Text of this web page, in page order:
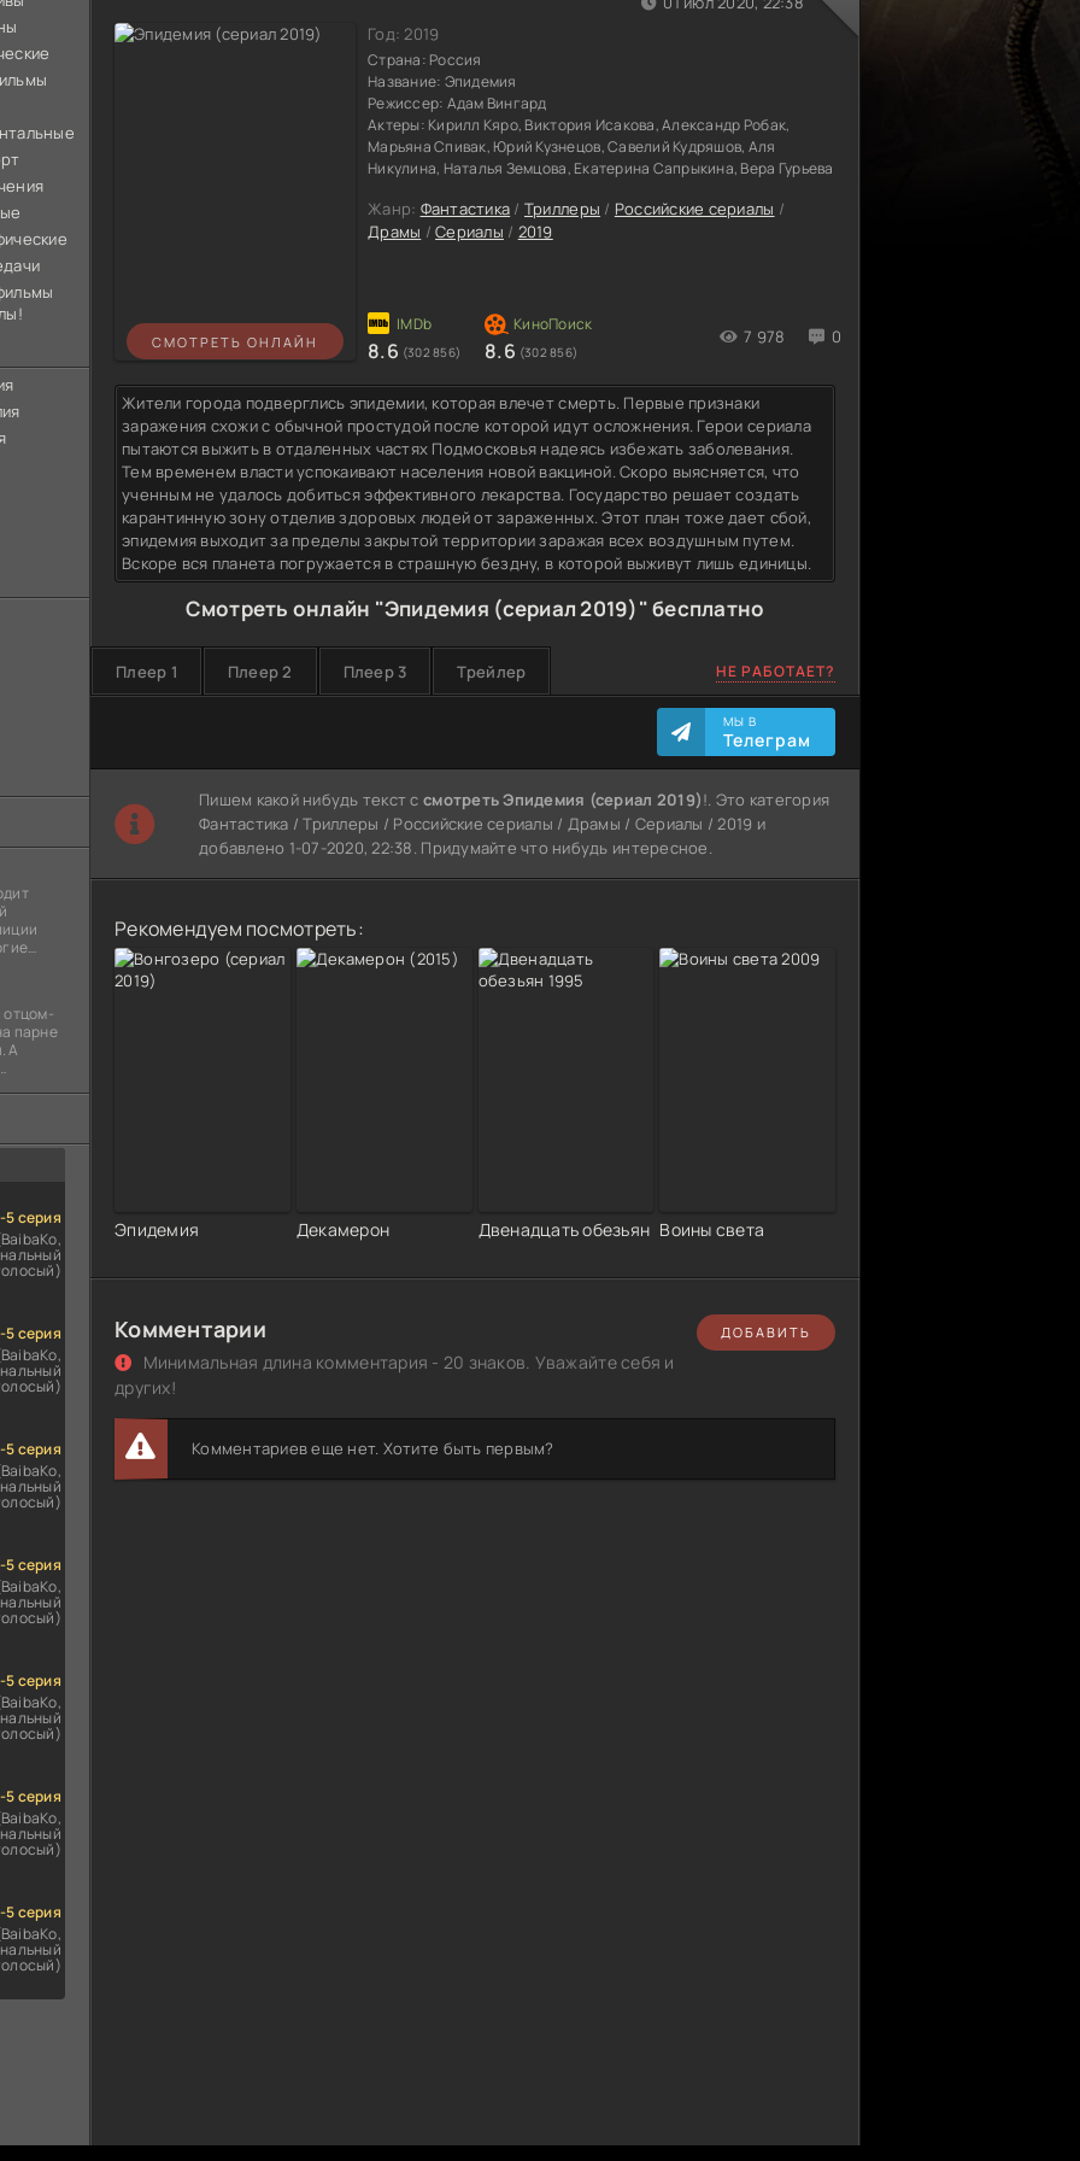
отцом-
парне
А
5 серия
5 серия
5 серия
5 серия
5 серия
5 серия
5 серия
СМОТРЕТЬ ОНЛАЙН
Год:2019
Страна: Россия
Название: Эпидемия
Режиссер: Адам Вингард
Актеры: Кирилл Кяро, Виктория Исакова, Александр Робак,
Марьяна Спивак, Юрий Кузнецов, Савелий Кудряшов, Аля
Никулина, Наталья Земцова, Екатерина Сапрыкина, Вера Гурьева
Жанр: Фантастика / Триллеры / Российские сериалы /
Драмы /Сериалы / 2019
8.6 (302 856) 8.6 (302 856)
7 978 0
Жители города подверглись эпидемии, которая влечет смерть. Первые признаки
заражения схожи с обычной простудой после которой идут осложнения. Герои сериала
пытаются выжить в отдаленных частях Подмосковья надеясь избежать заболевания.
Тем временем власти успокаивают населения новой вакциной. Скоро выясняется, что
ученным не удалось добиться эффективного лекарства. Государство решает создать
карантинную зону отделив здоровых людей от зараженных. Этот план тоже дает сбой,
эпидемия выходит за пределы закрытой территории заражая всех воздушным путем.
Вскоре вся планета погружается в страшную бездну, в которой выживут лишь единицы.
Смотреть онлайн "Эпидемия (сериал 2019)" бесплатно
Плеер 1 Плеер 2 Плеер 3 Трейлер НЕ РАБОТАЕТ?
МЫ В
Телеграм
Пишем какой нибудь текст ссмотреть Эпидемия (сериал 2019)!. Это категория
Фантастика / Триллеры / Российские сериалы / Драмы / Сериалы / 2019 и
добавлено 1-07-2020, 22:38. Придумайте что нибудь интересное.
Рекомендуем посмотреть:
Эпидемия Декамерон Двенадцать обезьян Воины света
Комментарии
Минимальная длина комментария - 20 знаков. Уважайте себя и
других!
ДОБАВИТЬ
Комментариев еще нет. Хотите быть первым?